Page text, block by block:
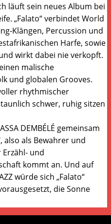
läuft sein neues Album bei
„Falato“ verbindet World
Klängen, Percussion und
Harfe, sowie
wirkt dabei nie verkopft.
malische
und globalen Grooves.
rhythmischer
schwer, ruhig sitzen
DEMBÉLÉ gemeinsam
also als Bewahrer und
und
kommt an. Und auf
würde sich „Falato“
die Sonne